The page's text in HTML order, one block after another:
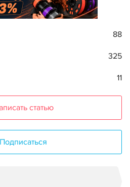
88
325
11
статью
Подписаться